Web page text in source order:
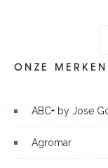
ONZE MERKEN
ABC+ by Jose
Agromar